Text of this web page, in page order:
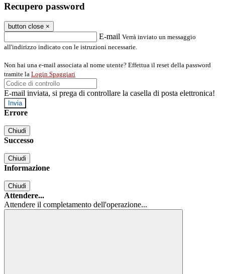
Recupero password
button close ×
E-mail Verrà inviato un messaggio
all'indirizzo indicato con le istruzioni necessarie.
Non hai una e-mail associata al nome utente? Effettua il reset della password
tramite la Login Spaggiari
E-mail inviata, si prega di controllare la casella di posta elettronica!
Errore
Chiudi
Successo
Chiudi
Informazione
Chiudi
Attendere...
Attendere il completamento dell'operazione...